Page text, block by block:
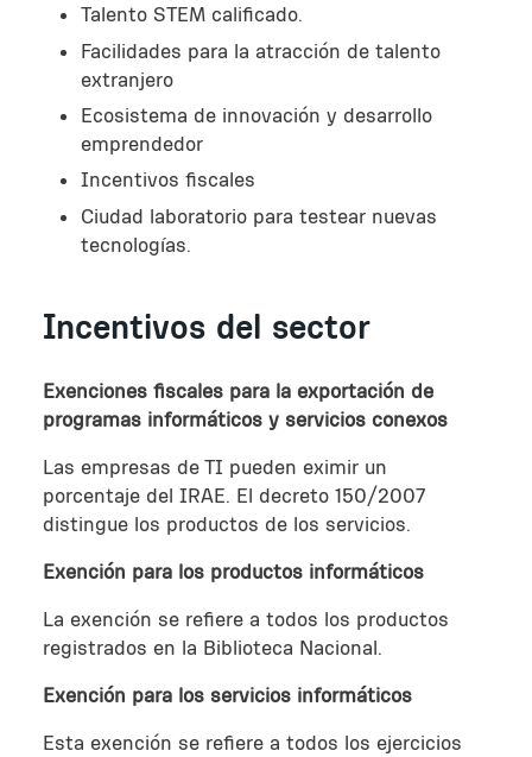
Talento STEM calificado.
Facilidades para la atracción de talento
extranjero
Ecosistema de innovación y desarrollo
emprendedor
Incentivos fiscales
Ciudad laboratorio para testear nuevas
tecnologías.
Incentivos del sector
Exenciones fiscales para la exportación de
programas informáticos y servicios conexos
Las empresas de TI pueden eximir un
porcentaje del IRAE. El decreto 150/2007
distingue los productos de los servicios.
Exención para los productos informáticos
La exención se refiere a todos los productos
registrados en la Biblioteca Nacional.
Exención para los servicios informáticos
Esta exención se refiere a todos los ejercicios